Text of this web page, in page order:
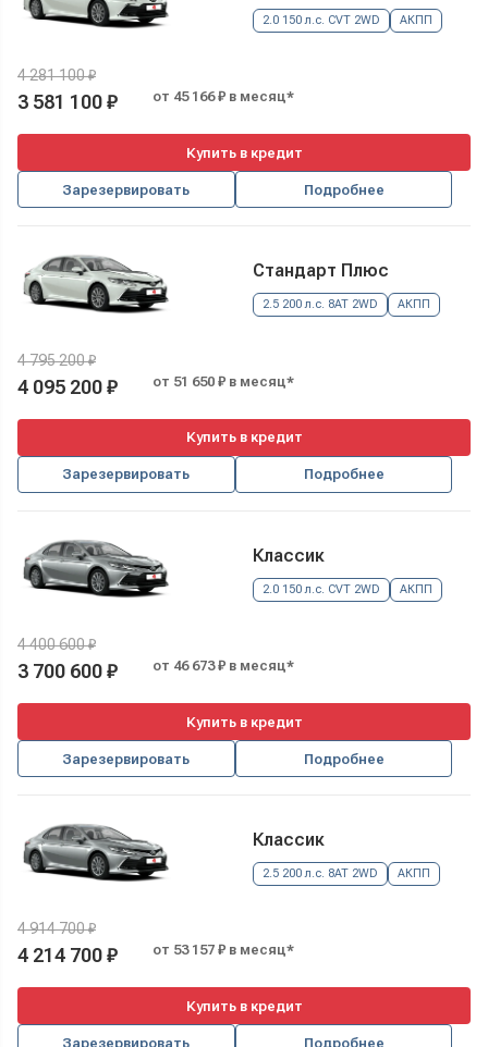
2.0 150 л.с. CVT 2WD АКПП
4 281 100 ₽
3 581 100 ₽ от 45 166 ₽ в месяц*
Купить в кредит
Зарезервировать Подробнее
Стандарт Плюс
2.5 200 л.с. 8AT 2WD АКПП
4 795 200 ₽
4 095 200 ₽ от 51 650 ₽ в месяц*
Купить в кредит
Зарезервировать Подробнее
Классик
2.0 150 л.с. CVT 2WD АКПП
4 400 600 ₽
3 700 600 ₽ от 46 673 ₽ в месяц*
Купить в кредит
Зарезервировать Подробнее
Классик
2.5 200 л.с. 8AT 2WD АКПП
4 914 700 ₽
4 214 700 ₽ от 53 157 ₽ в месяц*
Купить в кредит
Зарезервировать Подробнее